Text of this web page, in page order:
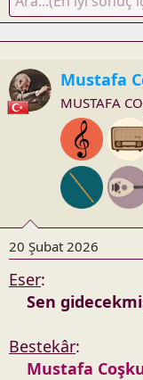
u
y
u
a
ş
l
t
n
Mustafa
MUSTAFA
20 Şubat 2026
Eser:
Sen
Bestekâr:
Mustafa